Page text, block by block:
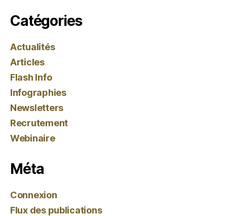
Catégories
Actualités
Articles
Flash Info
Infographies
Newsletters
Recrutement
Webinaire
Méta
Connexion
Flux des publications